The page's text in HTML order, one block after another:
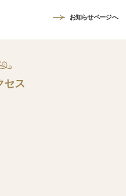
お知らせページへ
セス